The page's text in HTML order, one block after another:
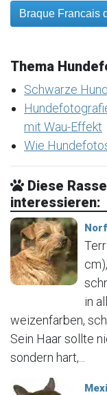
Braque Francais
Thema
Schwarze
mit Wau-Effekt
Wie
Diese
interessieren:
in
weizenfarben,
Sein Haar sollte
sondern hart,...